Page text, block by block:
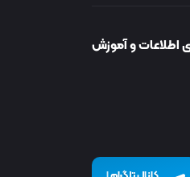
اطلاعات و آموزش